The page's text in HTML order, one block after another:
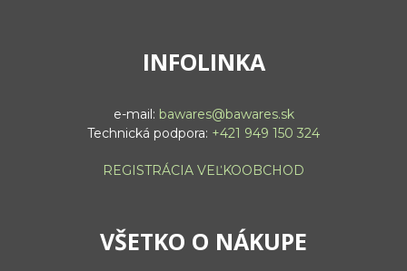
INFOLINKA
e-mail: bawares@bawares.sk
Technická podpora: +421 949 150 324
REGISTRÁCIA VEĽKOOBCHOD
VŠETKO O NÁKUPE